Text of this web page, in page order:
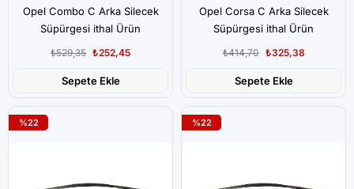
Opel Combo C Arka Silecek
Süpürgesi ithal Ürün
₺252,45
₺529,35
Sepete Ekle
Opel Corsa C Arka Silecek
Süpürgesi ithal Ürün
₺325,38
₺414,70
Sepete Ekle
%22 %22